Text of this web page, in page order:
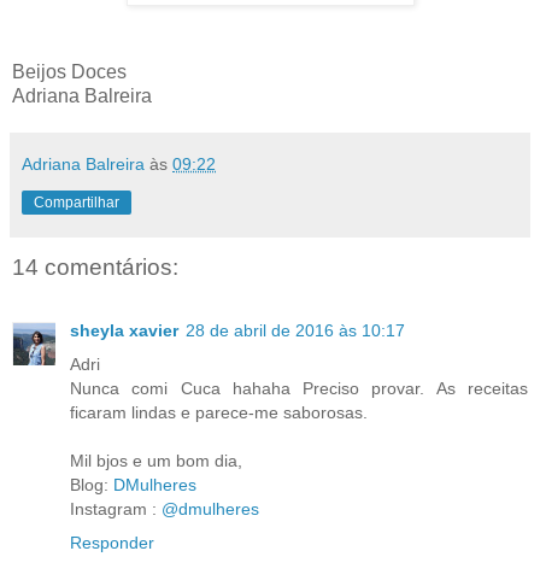
Beijos Doces
Adriana Balreira
Adriana Balreira às 09:22
Compartilhar
14 comentários:
sheyla xavier 28 de abril de 2016 às 10:17
Adri
Nunca comi Cuca hahaha Preciso provar. As receitas
ficaram lindas e parece-me saborosas.
Mil bjos e um bom dia,
Blog: DMulheres
Instagram : @dmulheres
Responder